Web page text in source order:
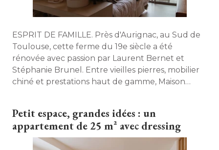
ESPRIT DE FAMILLE. Près d'Aurignac, au Sud de
Toulouse, cette ferme du 19e siècle a été
rénovée avec passion par Laurent Bernet et
Stéphanie Brunel. Entre vieilles pierres, mobilier
chiné et prestations haut de gamme, Maison
Petit espace, grandes idées : un
appartement de 25 m² avec dressing